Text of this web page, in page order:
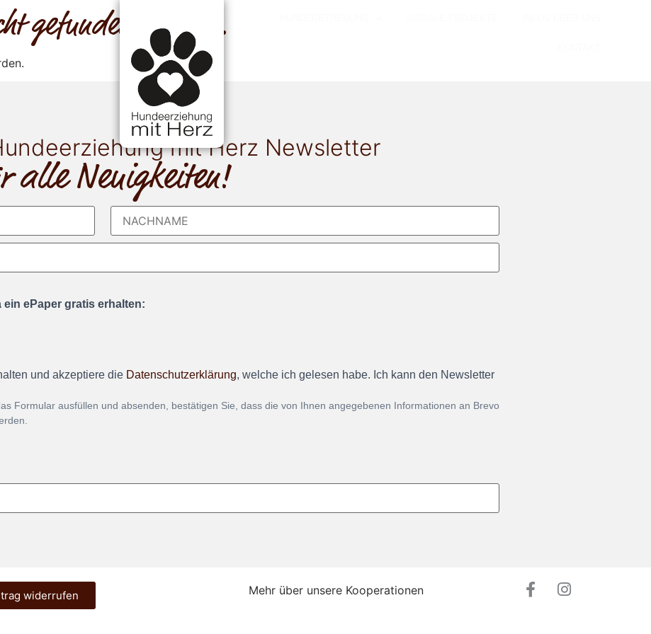
gefunden werden.
mit Herz Newsletter
alle Neuigkeiten!
ein ePaper gratis erhalten:
und akzeptiere die Datenschutzerklärung, welche ich gelesen habe. Ich kann den Newsletter
Formular ausfüllen und absenden, bestätigen Sie, dass die von Ihnen angegebenen Informationen an Brevo
widerrufen Mehr über unsere Kooperationen